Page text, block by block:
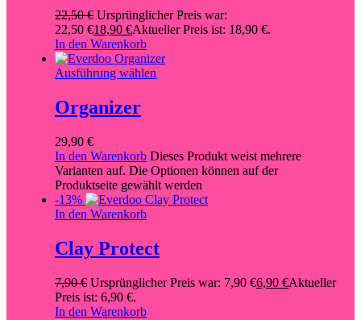
22,50€ Ursprünglicher Preis war:
22,50 €18,90 €Aktueller Preis ist: 18,90 €.
In den Warenkorb
Ausführung wählen
Organizer
29,90 €
In den Warenkorb Dieses Produkt weist mehrere
Varianten auf. Die Optionen können auf der
Produktseite gewählt werden
-13%
In den Warenkorb
Clay Protect
7,90€ Ursprünglicher Preis war: 7,90 €6,90 €Aktueller
Preis ist: 6,90 €.
In den Warenkorb